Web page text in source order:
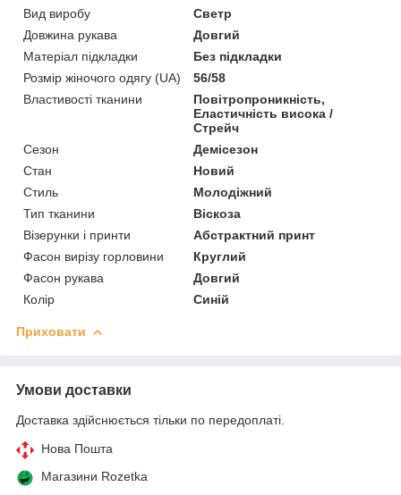
Вид виробу
Светр
Довжина рукава
Довгий
Матеріал підкладки
Без підкладки
Розмір жіночого одягу (UA)
56/58
Властивості тканини
Повітропроникність,
Еластичність висока /
Стрейч
Сезон
Демісезон
Стан
Новий
Стиль
Молодіжний
Тип тканини
Віскоза
Візерунки і принти
Абстрактний принт
Фасон вирізу горловини
Круглий
Фасон рукава
Довгий
Колір
Синій
Приховати
Умови доставки
Доставка здійснюється тільки по передоплаті.
Нова Пошта
Магазини Rozetka